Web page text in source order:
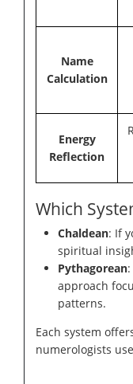
Name
Calculation
Energy
Reflection
Which
Chaldean: If
spiritual
Pythagorean
approach
patterns.
Each system
numerologists